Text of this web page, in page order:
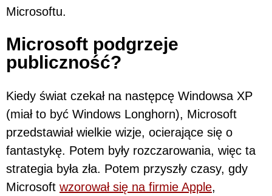
Microsoftu.
Microsoft podgrzeje
publiczność?
Kiedy świat czekał na następcę Windowsa XP
(miał to być Windows Longhorn), Microsoft
przedstawiał wielkie wizje, ocierające się o
fantastykę. Potem były rozczarowania, więc ta
strategia była zła. Potem przyszły czasy, gdy
Microsoft wzorował się na firmie Apple,